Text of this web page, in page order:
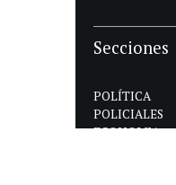
Secciones
POLÍTICA
POLICIALES
ECONOMIA